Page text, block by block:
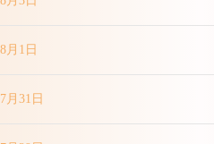
8月1日
7月31日